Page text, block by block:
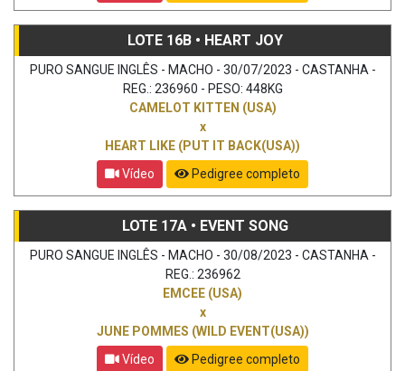
LOTE 16B • HEART JOY
PURO SANGUE INGLÊS - MACHO - 30/07/2023 - CASTANHA -
REG.: 236960 - PESO: 448KG
CAMELOT KITTEN (USA)
x
HEART LIKE (PUT IT BACK(USA))
Vídeo
Pedigree completo
LOTE 17A • EVENT SONG
PURO SANGUE INGLÊS - MACHO - 30/08/2023 - CASTANHA -
REG.: 236962
EMCEE (USA)
x
JUNE POMMES (WILD EVENT(USA))
Vídeo
Pedigree completo